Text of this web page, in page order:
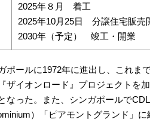
2025年８月 着工
2025年10月25日 分譲住宅販売
2030年（予定） 竣工・開業
ポールに1972年に進出し、これま
ザイオンロード』プロジェクトを
なった。また、シンガポールで
）「ピアモントグランド」に